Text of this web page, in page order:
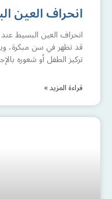
انحراف العين
انحراف العين البسيط
قد تظهر في سن مبكرة،
تركيز الطفل أو شعوره
قراءة المزيد »